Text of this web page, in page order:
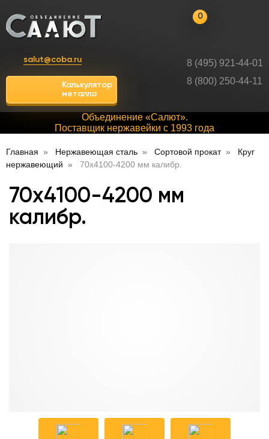
salut@coba.ru
Калькулятор
металла
8 (495) 921-44-01
8 (800) 250-44-11
0
Объединение «Салют».
Поставщик нержавейки с 1993 года
Главная Нержавеющая сталь Сортовой прокат
Круг
нержавеющий
70х4100-4200 мм калибр.
70х4100-4200 мм
калибр.